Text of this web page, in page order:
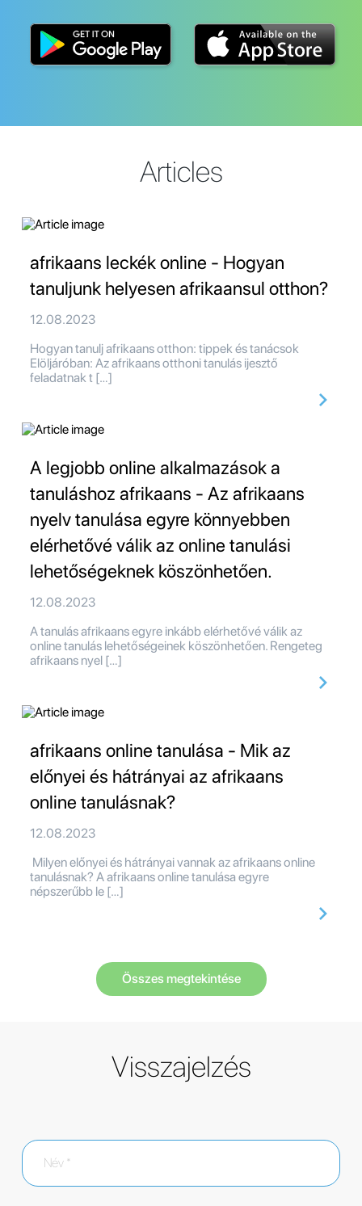
Articles
afrikaans leckék online - Hogyan
tanuljunk helyesen afrikaansul otthon?
12.08.2023
Hogyan tanulj afrikaans otthon: tippek és tanácsok
Elöljáróban: Az afrikaans otthoni tanulás ijesztő
feladatnak t […]
A legjobb online alkalmazások a
tanuláshoz afrikaans - Az afrikaans
nyelv tanulása egyre könnyebben
elérhetővé válik az online tanulási
lehetőségeknek köszönhetően.
12.08.2023
A tanulás afrikaans egyre inkább elérhetővé válik az
online tanulás lehetőségeinek köszönhetően. Rengeteg
afrikaans nyel […]
afrikaans online tanulása - Mik az
előnyei és hátrányai az afrikaans
online tanulásnak?
12.08.2023
Milyen előnyei és hátrányai vannak az afrikaans online
tanulásnak? A afrikaans online tanulása egyre
népszerűbb le […]
Összes megtekintése
Visszajelzés